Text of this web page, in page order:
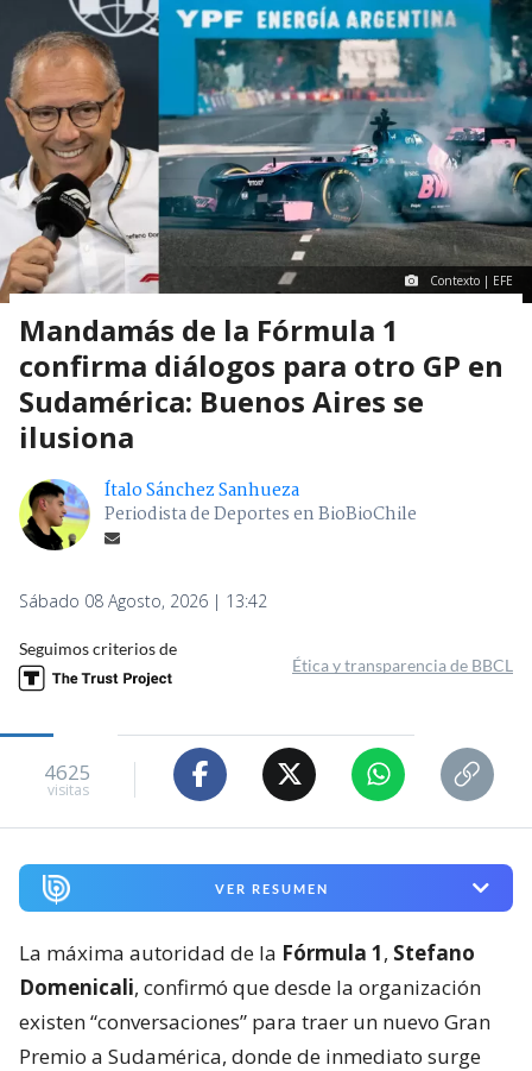
Contexto | EFE
Mandamás de la Fórmula 1
confirma diálogos para otro GP en
Sudamérica: Buenos Aires se
ilusiona
Ítalo Sánchez Sanhueza
Periodista de Deportes en BioBioChile
Sábado 08 Agosto, 2026 | 13:42
Seguimos criterios de
Ética y transparencia de BBCL
4625
visitas
VER RESUMEN
La máxima autoridad de la Fórmula 1, Stefano
Domenicali, confirmó que desde la organización
existen “conversaciones” para traer un nuevo Gran
Premio a Sudamérica, donde de inmediato surge